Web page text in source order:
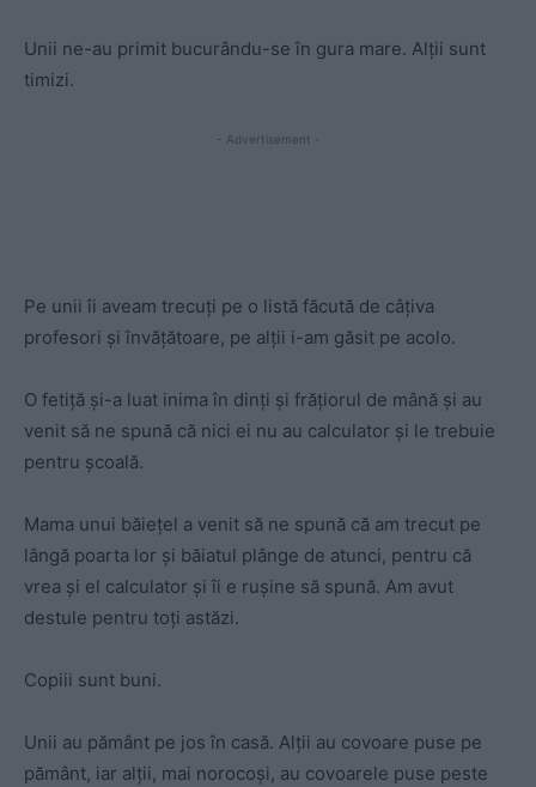
Unii ne-au primit bucurându-se în gura mare. Alții sunt
timizi.
- Advertisement -
Pe unii îi aveam trecuți pe o listă făcută de câțiva
profesori și învățătoare, pe alții i-am găsit pe acolo.
O fetiță și-a luat inima în dinți și frățiorul de mână și au
venit să ne spună că nici ei nu au calculator și le trebuie
pentru școală.
Mama unui băiețel a venit să ne spună că am trecut pe
lângă poarta lor și băiatul plânge de atunci, pentru că
vrea și el calculator și îi e rușine să spună. Am avut
destule pentru toți astăzi.
Copiii sunt buni.
Unii au pământ pe jos în casă. Alții au covoare puse pe
pământ, iar alții, mai norocoși, au covoarele puse peste